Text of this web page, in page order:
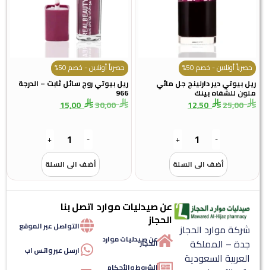
حصرياً أونلاين - خصم 50%
ريل بيوتي دير دارلينج جل مائي
ملون للشفاه بينك
25,00
12,50
-
+
أضف الى السلة
حصرياً أونلاين - خصم 50%
ريل بيوتي روج سائل ثابت – الدرجة
966
30,00
15,00
-
+
أضف الى السلة
شركة موارد الحجاز
جدة – المملكة
العربية السعودية
عن صيدليات موارد
الحجاز
عن صيدليات موارد
الحجاز
اتصل بنا
التواصل عبر الموقع
ارسل عبر واتس اب